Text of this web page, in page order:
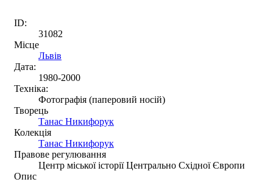
ID:
31082
Місце
Львів
Дата:
1980-2000
Техніка:
Фотографія (паперовий носій)
Творець
Танас Никифорук
Колекція
Танас Никифорук
Правове регулювання
Центр міської історії Центрально Східної Європи
Опис